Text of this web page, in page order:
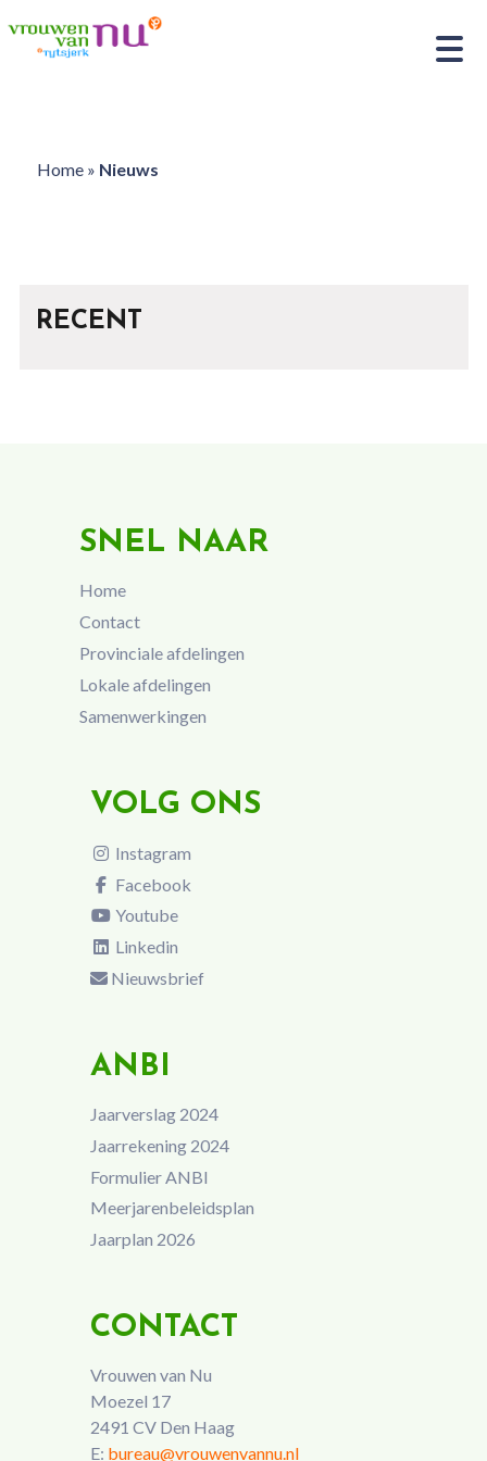
Home» Nieuws
RECENT
SNEL NAAR
Home
Contact
Provinciale afdelingen
Lokale afdelingen
Samenwerkingen
VOLG ONS
Instagram
Facebook
Youtube
Linkedin
Nieuwsbrief
ANBI
Jaarverslag 2024
Jaarrekening 2024
Formulier ANBI
Meerjarenbeleidsplan
Jaarplan 2026
CONTACT
Vrouwen van Nu
Moezel 17
2491 CV Den Haag
E: bureau@vrouwenvannu.nl